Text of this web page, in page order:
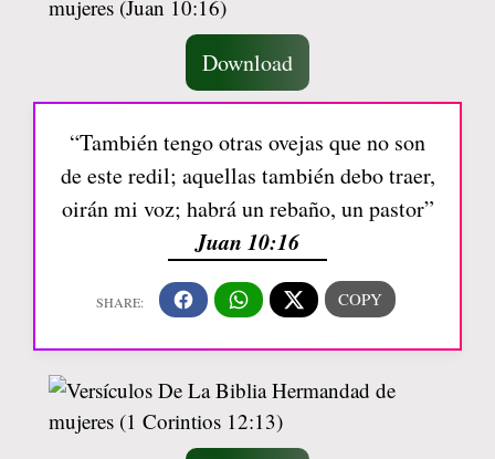
Download
“También tengo otras ovejas que no son
de este redil; aquellas también debo traer,
oirán mi voz; habrá un rebaño, un pastor”
Juan 10:16